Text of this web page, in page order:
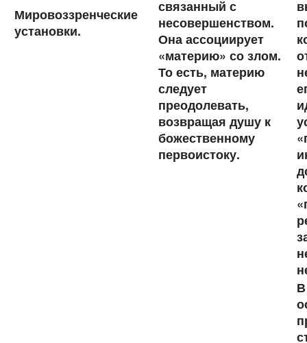
Мировоззренческие
установки.
связанный с
несовершенством.
Она ассоциирует
«материю» со злом.
То есть, материю
следует
преодолевать,
возвращая душу к
божественному
первоистоку.